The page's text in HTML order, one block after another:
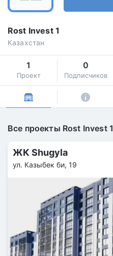
Rost Invest 1
Казахстан
1
Проект
0
Подписчиков
Все проекты Rost Invest 1
ЖК Shugyla
ул. Казыбек би, 19